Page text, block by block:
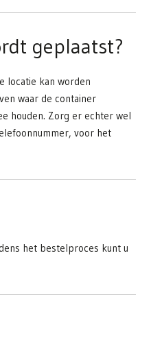
geplaatst?
locatie kan worden
waar de container
houden. Zorg er echter wel
voor het
het bestelproces kunt u